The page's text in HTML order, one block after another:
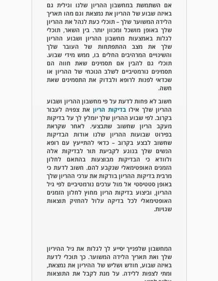
אם השתמשת במחשבון ההריון שלנו וגילית גם
באיזה שבוע של ההריון את נמצאת וגם מהו תאריך
הלידה המשוער שלך – תוכלי כעת לנהל את ההריון
שלך באופן מושכל ומכוון יותר. בין השאר, תוכלי
לגלות באמצעות מחשבון ההריון ושבוע ההריון
שלך את מצב ההתפתחות של העובר שלך
והשינויים המרהיבים החלים בו, ממש מידי שבוע.
תוכלי גם להבין אם תסמינים שאת חווה הם
תסמינים נורמטיביים לשלב הנוכחי של ההריון או
שכדאי לפנות לרופא ולבדוק את התסמינים שאת
חשה.
חשוב לא פחות לדעת על פי מחשבון ההריון ושבוע
ההריון שלך אילובדיקות הריון את צפויה לעבור
בקרוב. לפי שבוע ההריון שלך יומלץ לך על בדיקות
מעקב הריון שחשוב שתבצעי. לאחר שקראת
בפירוט שבועות ההריון שלנו אודות הבדיקות
שחשוב לבצע בקרוב – כדאי להתייעץ עם רופא
הנשים שלך בנוגע לקביעת תור לבדיקות אלה
ולוודא כי הבדיקות מבוצעות בהתאם לחלון
הזמנים האופטימאלי שנקבע להם. חשוב לדעת כי
מרבית בדיקות ההריון בודקות את ערכי ההריון שלך
באופן סטטיסטי אל מול ערכים נורמטיביים לפי גיל
ההריון, וביצוע בדיקות הריון מחוץ לחלון הזמנים
האופטימאלי לכל בדיקה עלול להחזיק תוצאות
שגויות.
המחשבון שלפנייך יסייע לך לגלות את גיל ההיריון
שלך ואת תאריך הלידה המשוער. כך תוכלי לדעת
באיזה שבוע, חודש ושליש של ההיריון את נמצאת,
ומתי לצפות ללידה. על מנת לקבל את התוצאות